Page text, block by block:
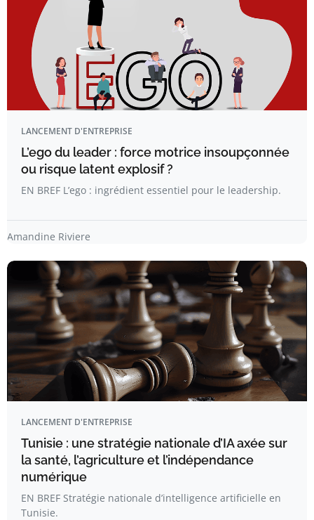
LANCEMENT D'ENTREPRISE
L’ego du leader : force motrice insoupçonnée
ou risque latent explosif ?
EN BREF L’ego : ingrédient essentiel pour le leadership.
Amandine Riviere
LANCEMENT D'ENTREPRISE
Tunisie : une stratégie nationale d’IA axée sur
la santé, l’agriculture et l’indépendance
numérique
EN BREF Stratégie nationale d’intelligence artificielle en
Tunisie.